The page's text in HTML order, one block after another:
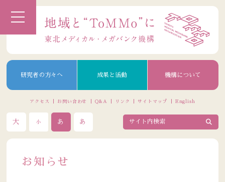
研究者の方々へ 成果と活動 機構について
アクセス お問い合わせ Q&A リンク サイトマップ English
大 小 あ あ
お知らせ